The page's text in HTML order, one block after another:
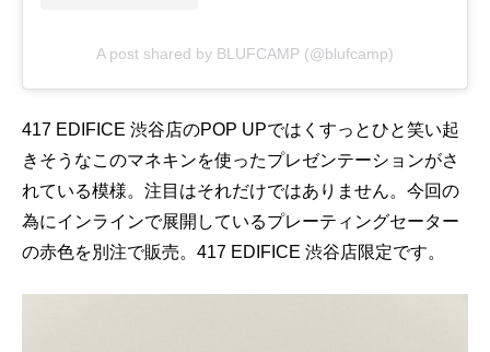
A post shared by BLUFCAMP (@blufcamp)
417 EDIFICE 渋谷店のPOP UPではくすっとひと笑い起
きそうなこのマネキンを使ったプレゼンテーションがさ
れている模様。注目はそれだけではありません。今回の
為にインラインで展開しているプレーティングセーター
の赤色を別注で販売。417 EDIFICE 渋谷店限定です。